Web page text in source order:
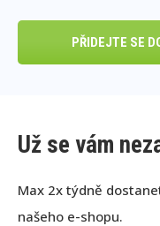
PŘIDEJTE SE
Už se vám
Max 2x týdně
našeho e-shopu.